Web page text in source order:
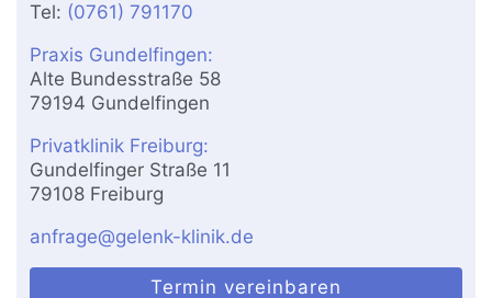
Tel: (0761) 791170
Praxis Gundelfingen:
Alte Bundesstraße 58
79194 Gundelfingen
Privatklinik Freiburg:
Gundelfinger Straße 11
79108 Freiburg
anfrage@gelenk-klinik.de
Termin vereinbaren